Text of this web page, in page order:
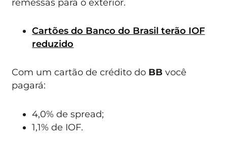
Cartões do Banco do Brasil terão IOF
reduzido
Com um cartão de crédito do BB você
pagará:
4,0% de spread;
1,1% de IOF.